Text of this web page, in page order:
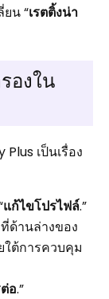
น “เรตติ้งน่า
องใน
เป็นเรื่อง
แก้ไขโปรไฟล์.”
ที่ด้านล่างของ
ใต้การควบคุม
อ.”